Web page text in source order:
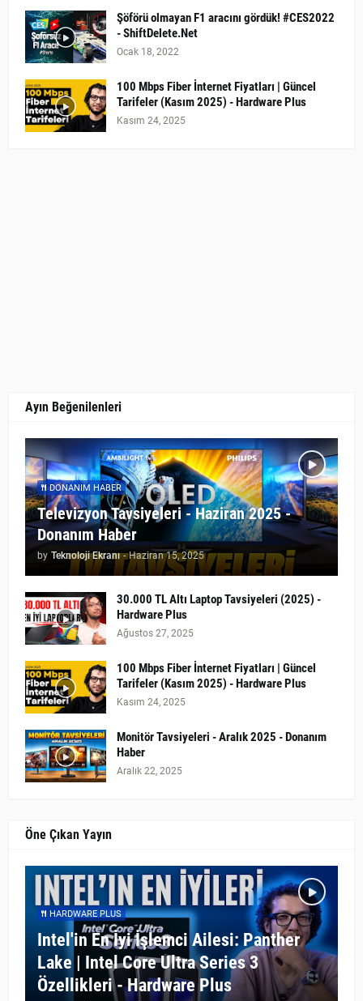
Şöförü olmayan F1 aracını gördük! #CES2022
- ShiftDelete.Net
Ocak 18, 2022
100 Mbps Fiber İnternet Fiyatları | Güncel
Tarifeler (Kasım 2025) - Hardware Plus
Kasım 24, 2025
Ayın Beğenilenleri
DONANIM HABER
Televizyon Tavsiyeleri - Haziran 2025 -
Donanım Haber
by Teknoloji Ekranı - Haziran 15, 2025
30.000 TL Altı Laptop Tavsiyeleri (2025) -
Hardware Plus
Ağustos 27, 2025
100 Mbps Fiber İnternet Fiyatları | Güncel
Tarifeler (Kasım 2025) - Hardware Plus
Kasım 24, 2025
Monitör Tavsiyeleri - Aralık 2025 - Donanım
Haber
Aralık 22, 2025
Öne Çıkan Yayın
HARDWARE PLUS
Intel'in En İyi İşlemci Ailesi: Panther
Lake | Intel Core Ultra Series 3
Özellikleri - Hardware Plus